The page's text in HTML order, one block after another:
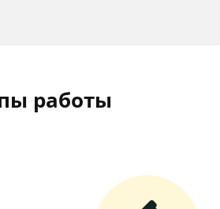
работы